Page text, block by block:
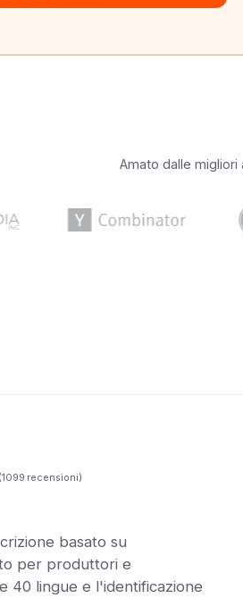
Amato dalle
1099 recensioni)
basato su
per produttori e
40 lingue e l'identificazione